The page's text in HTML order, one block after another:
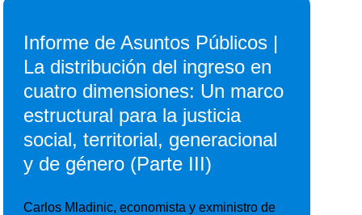
Informe de Asuntos Públicos |
La distribución del ingreso en
cuatro dimensiones: Un marco
estructural para la justicia
social, territorial, generacional
y de género (Parte III)
Carlos Mladinic, economista y exministro de